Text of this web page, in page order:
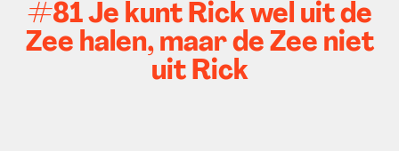
#81 Je kunt Rick wel uit de
Zee halen, maar de Zee niet
uit Rick